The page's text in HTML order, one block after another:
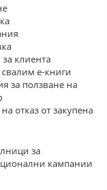
клиента
свалим е-книги
за ползване на
отказ от закупена
за
кампании